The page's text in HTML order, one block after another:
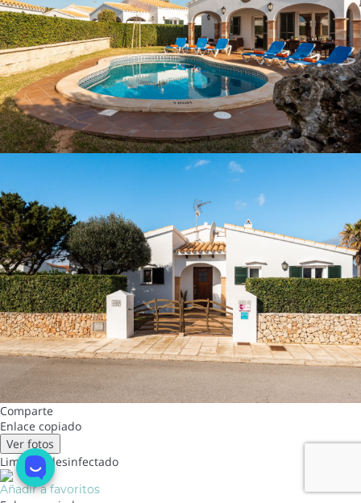
Comparte
Enlace copiado
Ver fotos
Limpio
y desinfectado
Añadir a favoritos